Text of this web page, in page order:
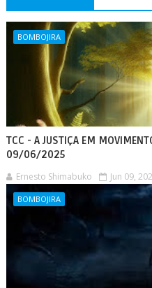
BOMBOJIRA
TCC - A JUSTIÇA EM
09/06/2025
Ernesto Shimabuko Jun 09,
BOMBOJIRA